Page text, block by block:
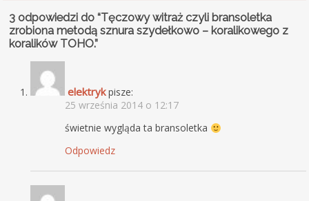
3 odpowiedzi do “Tęczowy witraż czyli bransoletka
zrobiona metodą sznura szydełkowo – koralikowego z
koralików TOHO.”
elektryk pisze:
25 września 2014 o 12:17
świetnie wygląda ta bransoletka
Odpowiedz